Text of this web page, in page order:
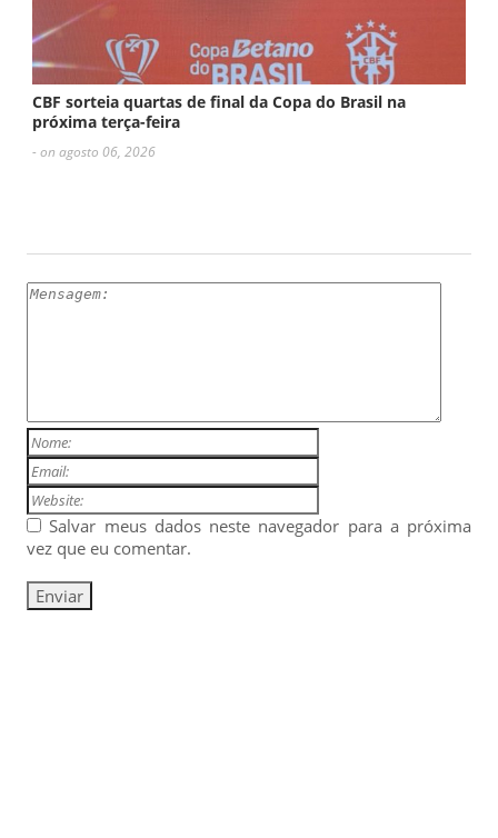
CBF sorteia quartas de final da Copa do Brasil na
próxima terça-feira
- on agosto 06, 2026
Salvar meus dados neste navegador para a próxima
vez que eu comentar.